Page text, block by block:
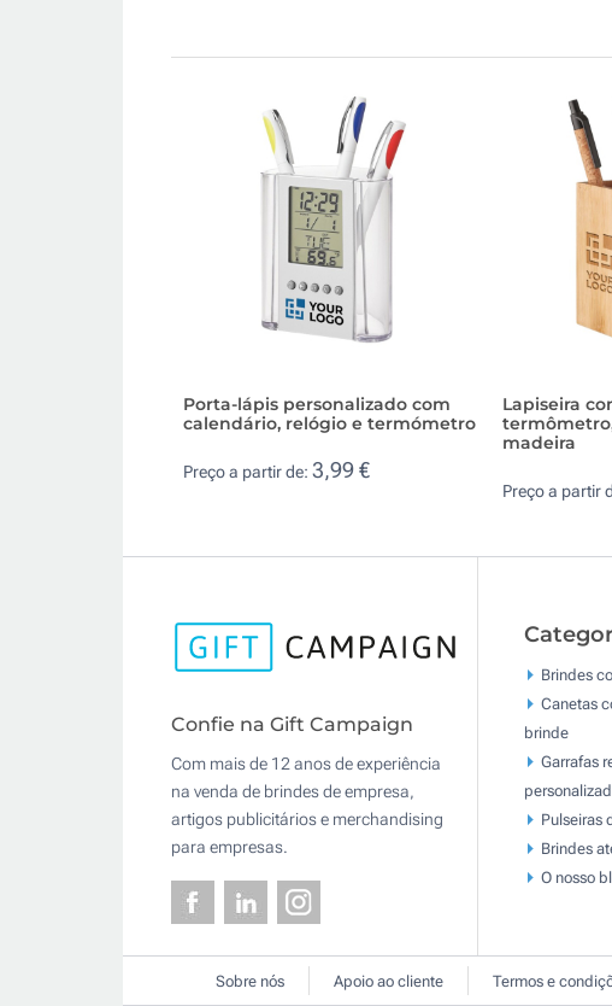
Porta-lápis personalizado com
calendário, relógio e termómetro
Preço a partir de: 3,99 €
Lapiseira
madeira
Preço a partir
Confie na Gift Campaign
Com mais de 12 anos de experiência
na venda de brindes de empresa,
artigos publicitários e merchandising
para empresas.
Brindes
Canetas
brinde
Garrafas
Pulseiras
Brindes
O nosso
Sobre nós Apoio ao cliente Termos e